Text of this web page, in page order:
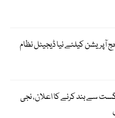
حج آپریشن کیلئے نیا ڈیجیٹل نظام
بس سروس 11 اگست سے بند کرنے کا اعلان، نجی